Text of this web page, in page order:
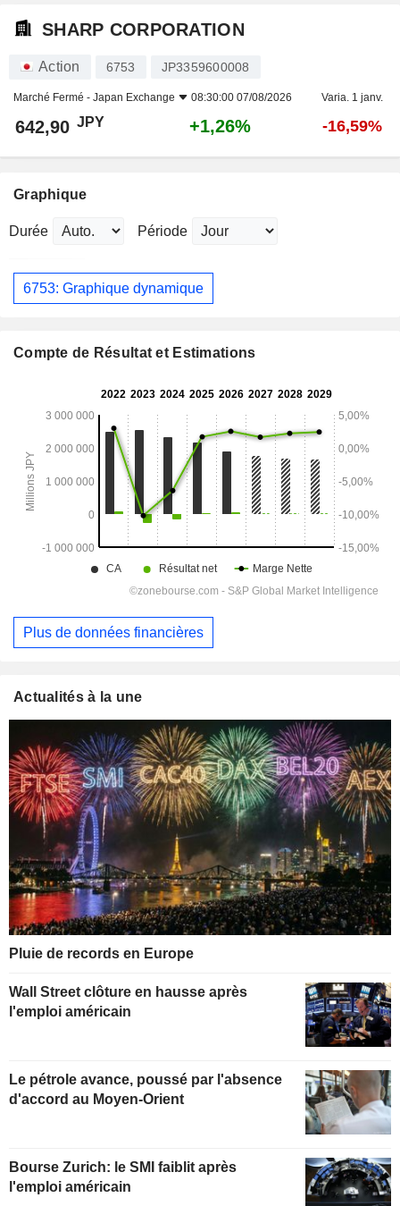
SHARP CORPORATION
Action 6753 JP3359600008
Marché Fermé - Japan Exchange 08:30:00 07/08/2026 Varia. 1 janv.
642,90 JPY +1,26% -16,59%
Graphique
Durée Période
6753: Graphique dynamique
Compte de Résultat et Estimations
Plus de données financières
Actualités à la une
Pluie de records en Europe
Wall Street clôture en hausse après
l'emploi américain
Le pétrole avance, poussé par l'absence
d'accord au Moyen-Orient
Bourse Zurich: le SMI faiblit après
l'emploi américain